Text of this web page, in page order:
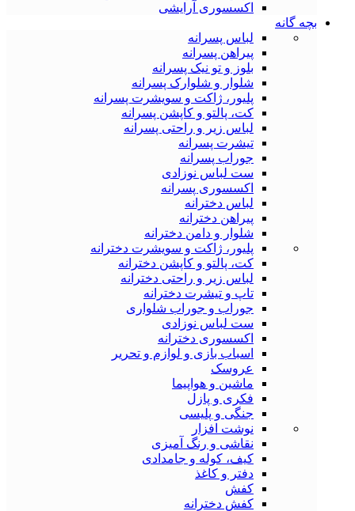
اکسسوری آرایشی
بچه گانه
لباس پسرانه
پیراهن پسرانه
بلوز و تو نیک پسرانه
شلوار و شلوارک پسرانه
پلیور، ژاکت و سویشرت پسرانه
کت، پالتو و کاپشن پسرانه
لباس زیر و راحتی پسرانه
تیشرت پسرانه
جوراب پسرانه
ست لباس نوزادی
اکسسوری پسرانه
لباس دخترانه
پیراهن دخترانه
شلوار و دامن دخترانه
پلیور، ژاکت و سویشرت دخترانه
کت، پالتو و کاپشن دخترانه
لباس زیر و راحتی دخترانه
تاپ و تیشرت دخترانه
جوراب و جوراب شلواری
ست لباس نوزادی
اکسسوری دخترانه
اسباب بازی و لوازم و تحریر
عروسک
ماشین و هواپیما
فکری و پازل
جنگی و پلیسی
نوشت افزار
نقاشی و رنگ آمیزی
کیف، کوله و جامدادی
دفتر و کاغذ
کفش
کفش دخترانه